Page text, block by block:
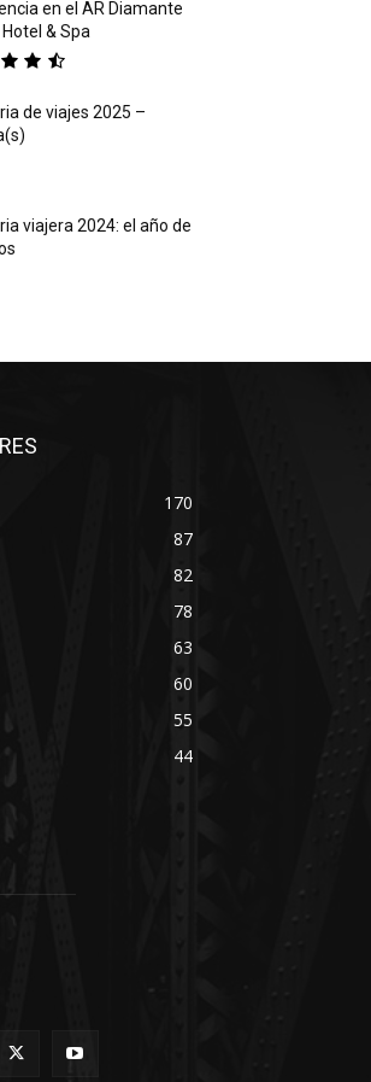
en el AR Diamante
& Spa
de viajes 2025 –
viajera 2024: el año de
170
87
82
78
63
60
55
44